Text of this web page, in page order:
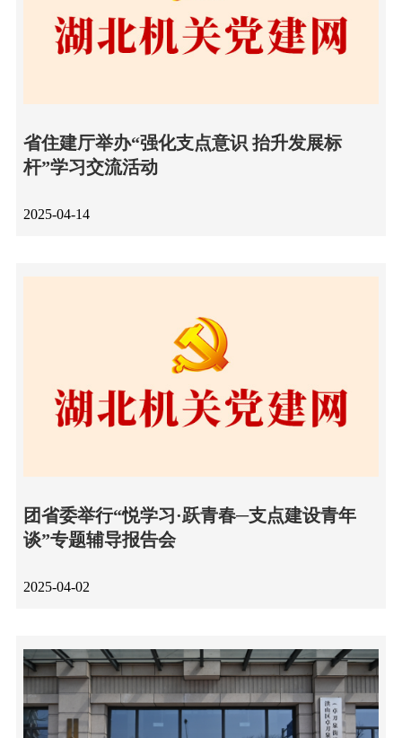
省住建厅举办“强化支点意识 抬升发展标
杆”学习交流活动
2025-04-14
团省委举行“悦学习·跃青春─支点建设青年
谈”专题辅导报告会
2025-04-02